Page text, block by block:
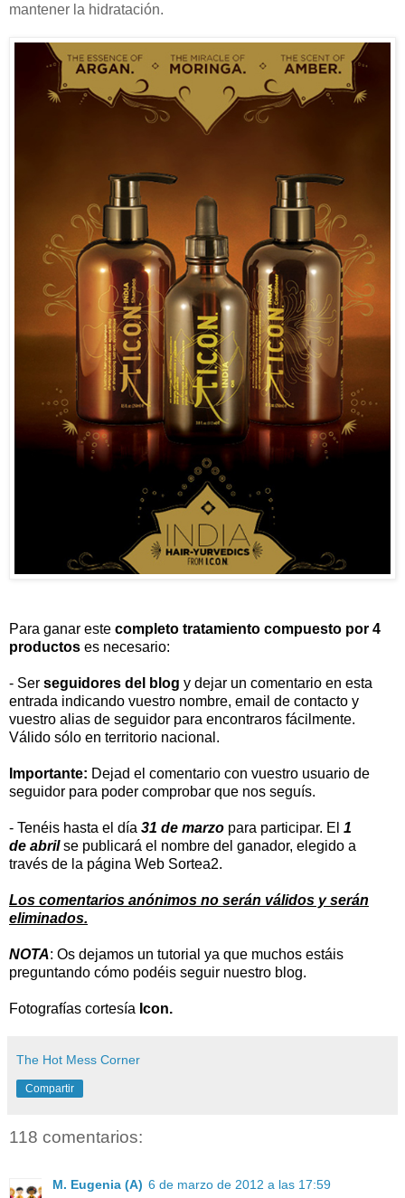
mantener la hidratación.
Para ganar este completo tratamiento compuesto por 4
productos es necesario:
- Ser seguidores del blog y dejar un comentario en esta
entrada indicando vuestro nombre, email de contacto y
vuestro alias de seguidor para encontraros fácilmente.
Válido sólo en territorio nacional.
Importante: Dejad el comentario con vuestro usuario de
seguidor para poder comprobar que nos seguís.
- Tenéis hasta el día 31 de marzo para participar. El 1
de abrilse publicará el nombre del ganador, elegido a
través de la página Web Sortea2.
Los comentarios anónimos no serán válidos y serán
eliminados.
NOTA: Os dejamos un tutorial ya que muchos estáis
preguntando cómo podéis seguir nuestro blog.
Fotografías cortesía Icon.
The Hot Mess Corner
Compartir
118 comentarios:
M. Eugenia (A) 6 de marzo de 2012 a las 17:59